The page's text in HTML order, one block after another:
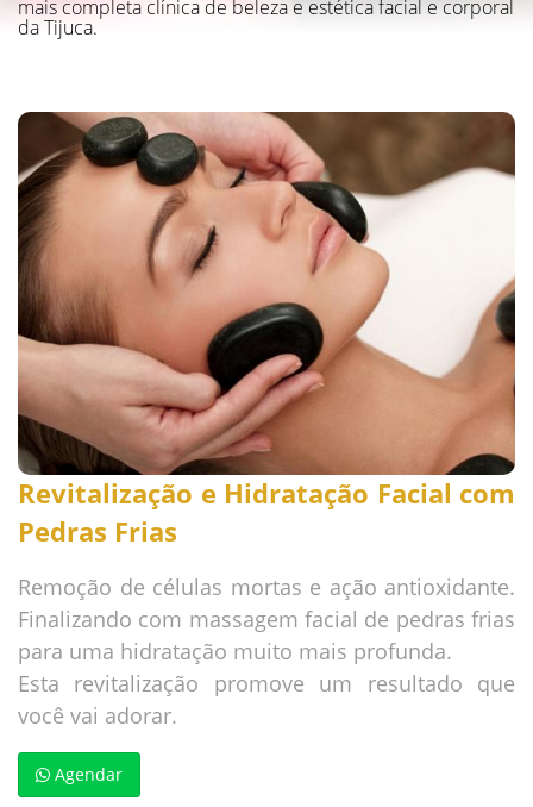
mais completa clínica de beleza e estética facial e corporal
da Tijuca.
Revitalização e Hidratação Facial com
Pedras Frias
Remoção de células mortas e ação antioxidante.
Finalizando com massagem facial de pedras frias
para uma hidratação muito mais profunda.
Esta revitalização promove um resultado que
você vai adorar.
Agendar